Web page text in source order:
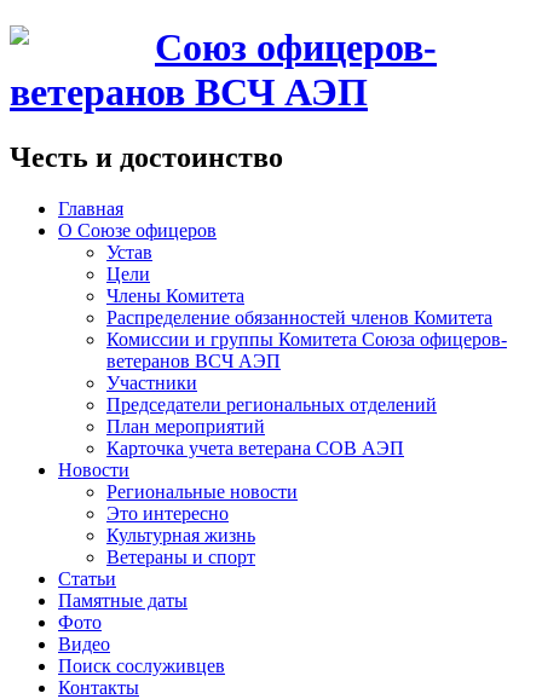
Союз офицеров-
ветеранов ВСЧ АЭП
Честь и достоинство
Главная
О Союзе офицеров
Устав
Цели
Члены Комитета
Распределение обязанностей членов Комитета
Комиссии и группы Комитета Союза офицеров-
ветеранов ВСЧ АЭП
Участники
Председатели региональных отделений
План мероприятий
Карточка учета ветерана CОВ АЭП
Новости
Региональные новости
Это интересно
Культурная жизнь
Ветераны и спорт
Статьи
Памятные даты
Фото
Видео
Поиск сослуживцев
Контакты